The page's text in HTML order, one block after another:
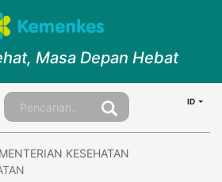
Masa Depan Hebat
ID
KESEHATAN